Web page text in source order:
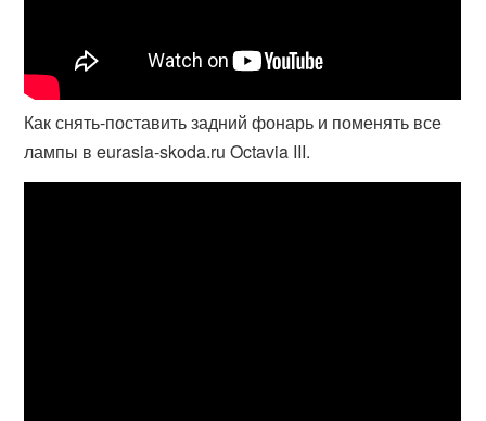
Как снять-поставить задний фонарь и поменять все
лампы в eurasia-skoda.ru Octavia III.